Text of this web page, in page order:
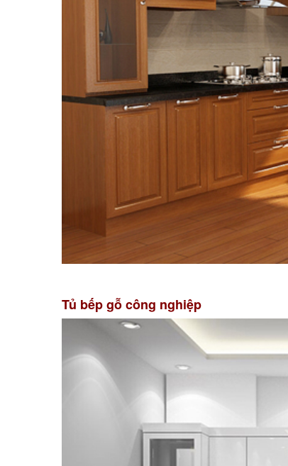
Tủ bếp gỗ công nghiệp